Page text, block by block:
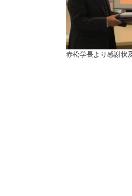
赤松学長より感謝状